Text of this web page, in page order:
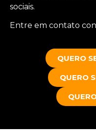
sociais.
Entre em contato
QUERO
QUERO